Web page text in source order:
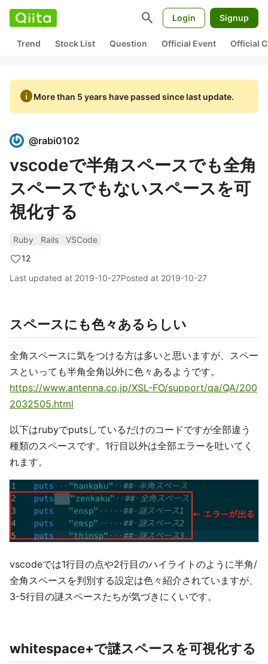
search Login Signup
Trend Stock List Question Official Event Official
infoMore than 5 years have passed since last update.
@rabi0102
vscodeで半角スペースでも全角
スペースでもないスペースを可
視化する
Ruby Rails
VSCode
12
Last updated at 2019-10-27Posted at 2019-10-27
スペースにも色々あるらしい
全角スペースに気をつける方は多いと思いますが、スペー
スといっても半角全角以外に色々あるようです。
https://www.antenna.co.jp/XSL-FO/support/qa/QA/200
2032505.html
以下はrubyでputsしているだけのコードですが全部違う
種類のスペースです。1行目以外は全部エラーを吐いてく
れます。
vscodeでは1行目の点や2行目のハイライトのように半角/
全角スペースを判別する設定は色々紹介されていますが、
3-5行目の謎スペースたちが気づきにくいです。
whitespace+で謎スペースを可視化する